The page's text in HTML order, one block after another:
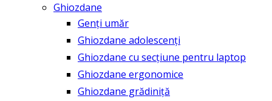
Ghiozdane
Genți umăr
Ghiozdane adolescenți
Ghiozdane cu secțiune pentru laptop
Ghiozdane ergonomice
Ghiozdane grădiniță